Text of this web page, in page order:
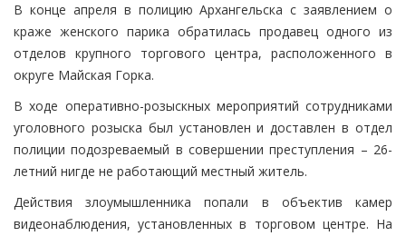
В конце апреля в полицию Архангельска с заявлением о
краже женского парика обратилась продавец одного из
отделов крупного торгового центра, расположенного в
округе Майская Горка.
В ходе оперативно-розыскных мероприятий сотрудниками
уголовного розыска был установлен и доставлен в отдел
полиции подозреваемый в совершении преступления – 26-
летний нигде не работающий местный житель.
Действия злоумышленника попали в объектив камер
видеонаблюдения, установленных в торговом центре. На